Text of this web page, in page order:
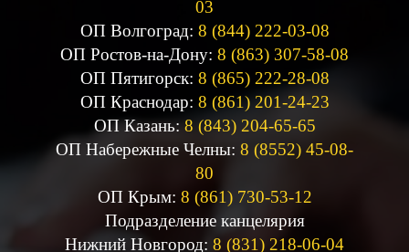
03
ОП Волгоград: 8 (844) 222-03-08
ОП Ростов-на-Дону: 8 (863) 307-58-08
ОП Пятигорск: 8 (865) 222-28-08
ОП Краснодар: 8 (861) 201-24-23
ОП Казань:8 (843) 204-65-65
ОП Набережные Челны: 8 (8552) 45-08-
80
ОП Крым: 8 (861) 730-53-12
Подразделение канцелярия
Нижний Новгород: 8 (831) 218-06-04